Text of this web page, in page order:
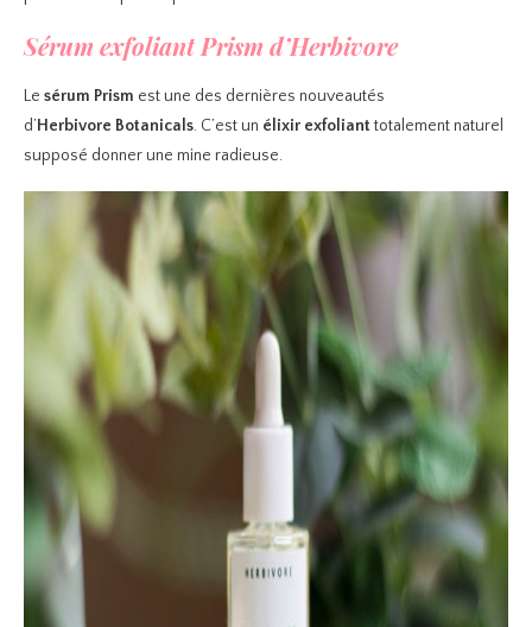
Sérum exfoliant Prism d’Herbivore
Le sérum Prism est une des dernières nouveautés
d’Herbivore Botanicals. C’est un élixir exfolianttotalement naturel
supposé donner une mine radieuse.